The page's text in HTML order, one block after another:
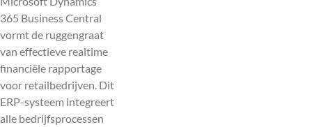
365 Business Central
vormt de ruggengraat
van effectieve realtime
financiële rapportage
voor retailbedrijven. Dit
ERP-systeem integreert
alle bedrijfsprocessen